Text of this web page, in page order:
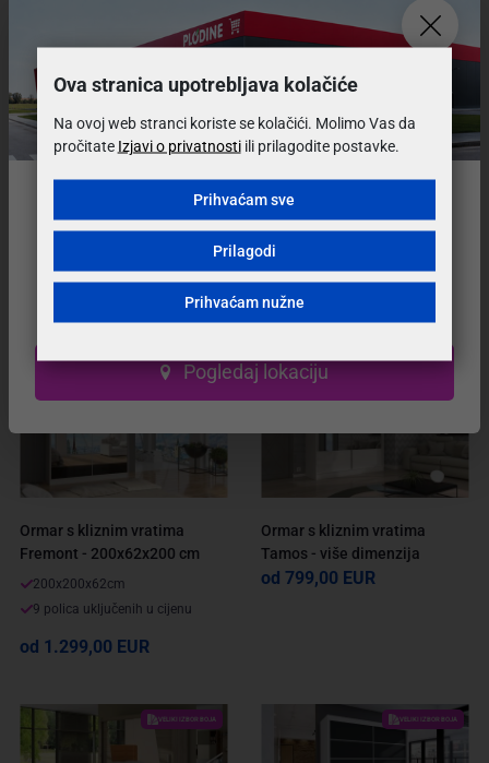
Mogu li vratiti ili zamijeniti proizvod?
Može li se proizvod prije kupovine pogledati?
Preporučeni proizvodi
VELIKI IZBOR BOJA
Ormar s kliznim vratima
Fremont - 200x62x200 cm
200x200x62cm
9 polica uključenih u cijenu
od 1.299,00 EUR
Ormar s kliznim vratima
Tamos - više dimenzija
od 799,00 EUR
VELIKI IZBOR BOJA VELIKI IZBOR BOJA
Preselili smo nanovu lokaciju!
Naš prodajni salon se nalazi na novoj adresi.
Posjetite nas u novom, modernijem prostoru!
Pogledaj lokaciju
Ova stranica upotrebljava kolačiće
Na ovoj web stranci koriste se kolačići. Molimo Vas da
pročitate Izjavi o privatnostiili prilagodite postavke.
Prihvaćam nužne
Prilagodi
Prihvaćam sve